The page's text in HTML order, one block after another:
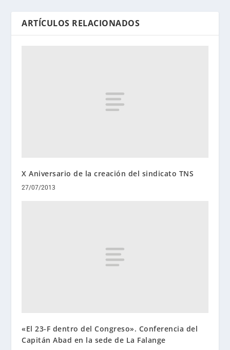
ARTÍCULOS RELACIONADOS
X Aniversario de la creación del sindicato TNS
27/07/2013
«El 23-F dentro del Congreso». Conferencia del
Capitán Abad en la sede de La Falange